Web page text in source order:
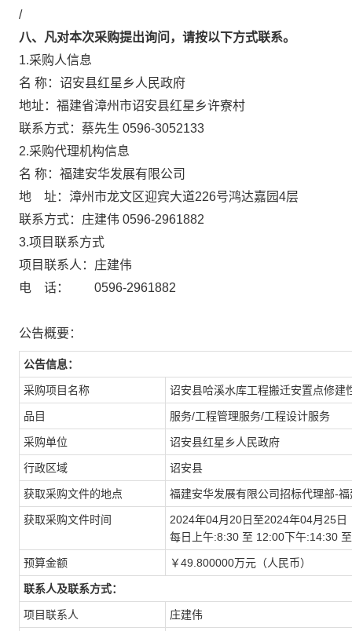
/
八、凡对本次采购提出询问，请按以下方式联系。
1.采购人信息
名 称：诏安县红星乡人民政府
地址：福建省漳州市诏安县红星乡许寮村
联系方式：蔡先生 0596-3052133
2.采购代理机构信息
名 称：福建安华发展有限公司
地 址：漳州市龙文区迎宾大道226号
联系方式：庄建伟 0596-
3.项目联系方式
项目联系人：庄建伟
电 话： 0596-2961882
公告概要：
公告信息：
采购项目名称 诏安县哈溪水库工程搬迁安置点修建
品目 服务/工程管理服务/工程设计服务
采购单位 诏安县红星乡人民政府
行政区域 诏安县
获取采购文件的地点 福建安华发展有限公司招标代理部-
获取采购文件时间
2024年04月20日至2024年04月25日
每日上午:8:30 至 12:00下午:14:30
预算金额 ￥49.800000万元（人民币）
联系人及联系方式：
项目联系人 庄建伟